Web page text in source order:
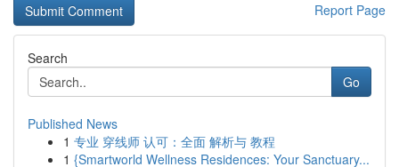
Report Page
Search
Go
Published News
1 专业 穿线师 认可：全面 解析与 教程
1 {Smartworld Wellness Residences: Your Sanctuary...